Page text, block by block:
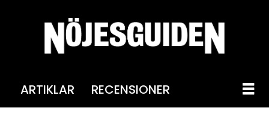
ARTIKLAR RECENSIONER